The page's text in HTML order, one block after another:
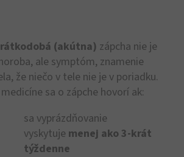
(akútna) zápcha nie je
ale symptóm, znamenie
že niečo v tele nie je v poriadku.
sa o zápche hovorí ak:
sa vyprázdňovanie
vyskytuje menej ako 3-krát
týždenne